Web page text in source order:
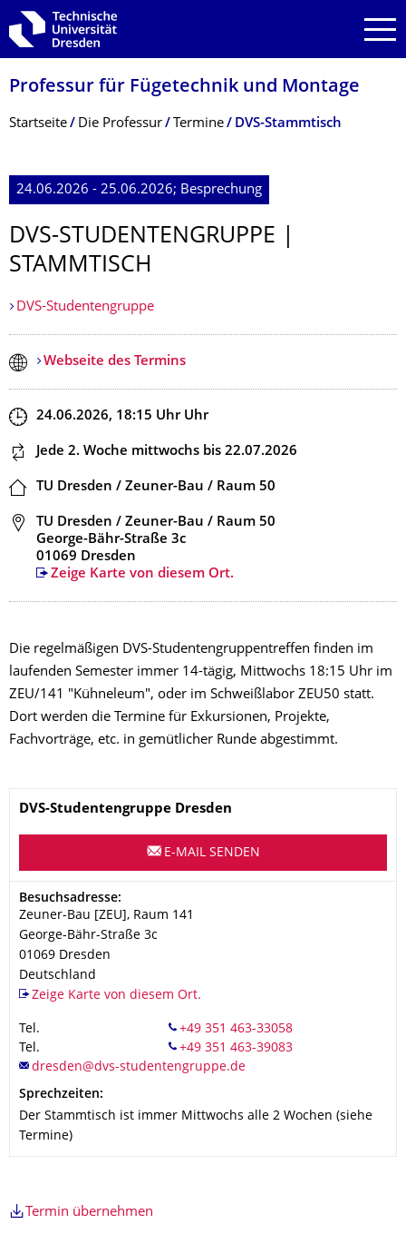
Zur Hauptnavigation springen
Zur Suche springen
Zum Inhalt springen
Professur für Fügetechnik und Montage
Breadcrumb-Menü
Startseite Die Professur Termine DVS-Stammtisch
24.06.2026 - 25.06.2026; Besprechung
DVS-STUDENTENGRUPPE |
STAMMTISCH
DVS-Studentengruppe
Webseite des Termins
Zeit
24.06.2026, 18:15 Uhr Uhr
Dieser Termin wiederholt sich
Jede 2. Woche mittwochs bis 22.07.2026
Ort
TU Dresden / Zeuner-Bau / Raum 50
Adresse
TU Dresden / Zeuner-Bau / Raum 50
George-Bähr-Straße 3c
01069 Dresden
Zeige Karte von diesem Ort.
Die regelmäßigen DVS-Studentengruppentreffen finden im
laufenden Semester immer 14-tägig, Mittwochs 18:15 Uhr im
ZEU/141 "Kühneleum", oder im Schweißlabor ZEU50 statt.
Dort werden die Termine für Exkursionen, Projekte,
Fachvorträge, etc. in gemütlicher Runde abgestimmt.
Name
DVS-Studentengruppe Dresden
E-MAIL SENDEN
Adresse
Besuchsadresse:
Zeuner-Bau [ZEU], Raum 141
George-Bähr-Straße 3c
01069 Dresden
Deutschland
Zeige Karte von diesem Ort.
Tel.
Tel.
Sprechzeiten:
Der Stammtisch ist immer Mittwochs alle 2 Wochen (siehe
Termine)
Termin übernehmen